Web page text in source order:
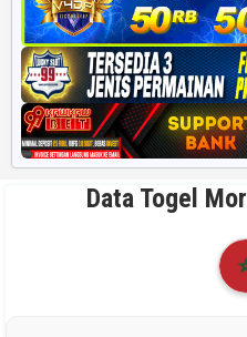
Data Togel